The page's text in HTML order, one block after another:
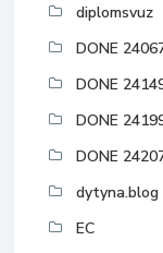
diplomsvuz
DONE
DONE
DONE
DONE
dytyna.blog
EC